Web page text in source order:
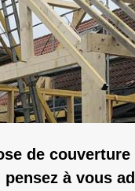
de
à vous